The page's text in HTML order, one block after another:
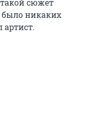
сюжет
было никаких
артист.